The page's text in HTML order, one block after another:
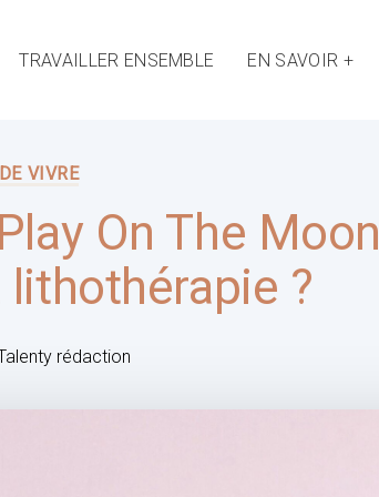
TRAVAILLER ENSEMBLE EN SAVOIR +
VIVRE
On The Moon
?
rédaction